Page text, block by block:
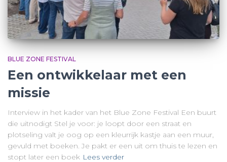
BLUE ZONE FESTIVAL
Een ontwikkelaar met een
missie
Interview in het kader van het Blue Zone Festival Een buurt
die uitnodigt Stel je voor: je loopt door een straat en
plotseling valt je oog op een kleurrijk kastje aan een muur,
gevuld met boeken. Je pakt er een uit om thuis te lezen en
stopt later een boek Lees verder